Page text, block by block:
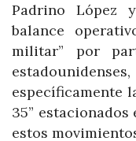
Padrino López
balance
militar” por
específicamente
35”
estos